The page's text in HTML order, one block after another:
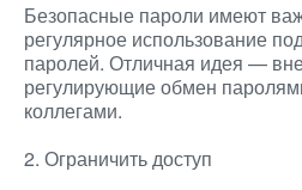
Безопасные пароли имеют
регулярное использование
паролей. Отличная идея —
регулирующие обмен
коллегами.
2. Ограничить доступ